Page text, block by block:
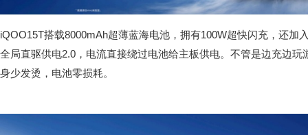
iQOO15T搭载8000mAh超薄蓝海电池，拥有100W超快闪充，还加
全局直驱供电2.0，电流直接绕过电池给主板供电。不管是边充边
身少发烫，电池零损耗。